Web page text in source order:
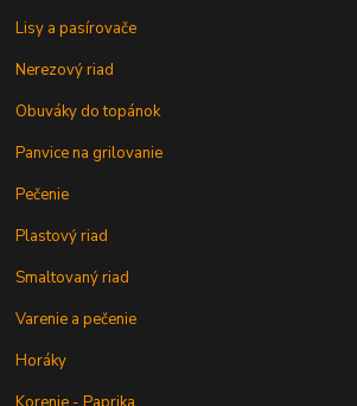
Lisy a pasírovače
Nerezový riad
Obuváky do topánok
Panvice na grilovanie
Pečenie
Plastový riad
Smaltovaný riad
Varenie a pečenie
Horáky